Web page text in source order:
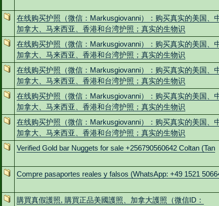
在线购买护照（微信：Markusgiovanni）：购买真实的美国、
加拿大、马来西亚、香港和台湾护照；真实的生物识
在线购买护照（微信：Markusgiovanni）：购买真实的美国、
加拿大、马来西亚、香港和台湾护照；真实的生物识
在线购买护照（微信：Markusgiovanni）：购买真实的美国、
加拿大、马来西亚、香港和台湾护照；真实的生物识
在线购买护照（微信：Markusgiovanni）：购买真实的美国、
加拿大、马来西亚、香港和台湾护照；真实的生物识
在线购买护照（微信：Markusgiovanni）：购买真实的美国、
加拿大、马来西亚、香港和台湾护照；真实的生物识
Verified Gold bar Nuggets for sale +256790560642 Coltan (Tan
Compre pasaportes reales y falsos (WhatsApp: +49 1521
購買真假護照, 購買正品美國護照、加拿大護照（微信ID：